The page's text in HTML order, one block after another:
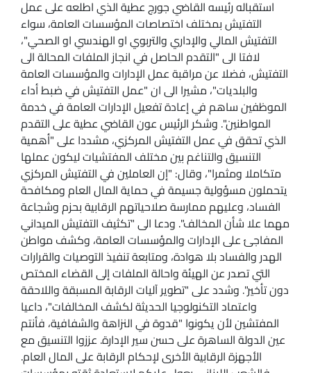
استقباله رئيسه القاضي جورج عطية الذي اطلعه على عمل
التفتيش بمختلف اختصاصات المؤسسات العامة، سواء
التفتيش المالي والإداري والتربوي او الهندسي او الصحي"،
لافتا الى "التقدم الحاصل في انجاز الملفات المحالة الى
التفتيش، فضلا عن مراقبة عمل الإدارات والمؤسسات العامة
والبلديات"، مشيرا الى ان "عمل التفتيش في ضبط أداء
الموظفين ساهم في إعادة تفعيل الإدارات العامة في خدمة
المواطنين". وشكر الرئيس عون القاضي عطية على التقدم
الذي تحقق في عمل التفتيش المركزي، مشددا على "أهمية
التنسيق والتناغم بين مختلف المفتشيات ليكون عملها
متكاملا ومثمرا"، وقال: "إن العاملين في التفتيش المركزي
يتحملون مسؤولية جسيمة في حماية المال العام ومكافحة
الفساد، وعليهم ممارسة صلاحياتهم الرقابية بحزم وشجاعة
مهما علا شأن المخالف". ودعا الى "تكثيف التفتيش الميداني
المفاجئ على الإدارات والمؤسسات العامة، وكشف مواطن
الهدر والفساد بلا هوادة، ومتابعة تنفيذ التوصيات والقرارات
التي تصدر عن الهيئة واحالة الملفات إلى القضاء المختص
دون تأخير". وشدد على "تطوير آليات الرقابة المسبقة واللاحقة
واعتماد التكنولوجيا الحديثة لكشف المخالفات"، داعيا
المفتشين لأن يكونوا "قدوة في النزاهة والشفافية، فأنتم
عين الدولة الساهرة على حسن سير الإدارة. عززوا التنسيق مع
الأجهزة الرقابية الأخرى لإحكام الرقابة على المال العام.